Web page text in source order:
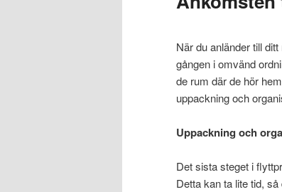
När du anländer till
gången i omvänd
de rum där de hör
uppackning och
Uppackning och
Det sista steget i
Detta kan ta lite tid,